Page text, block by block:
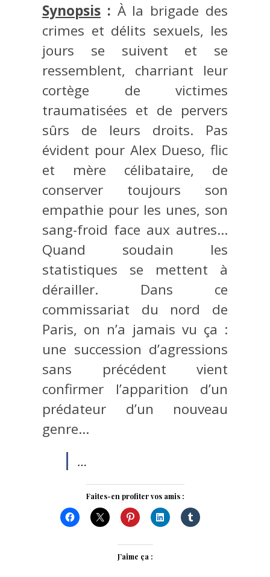
Synopsis : À la brigade des
crimes et délits sexuels, les
jours se suivent et se
ressemblent, charriant leur
cortège de victimes
traumatisées et de pervers
sûrs de leurs droits. Pas
évident pour Alex Dueso, flic
et mère célibataire, de
conserver toujours son
empathie pour les unes, son
sang-froid face aux autres…
Quand soudain les
statistiques se mettent à
dérailler. Dans ce
commissariat du nord de
Paris, on n’a jamais vu ça :
une succession d’agressions
sans précédent vient
confirmer l’apparition d’un
prédateur d’un nouveau
genre…
…
Faites-en profiter vos amis :
J’aime ça :